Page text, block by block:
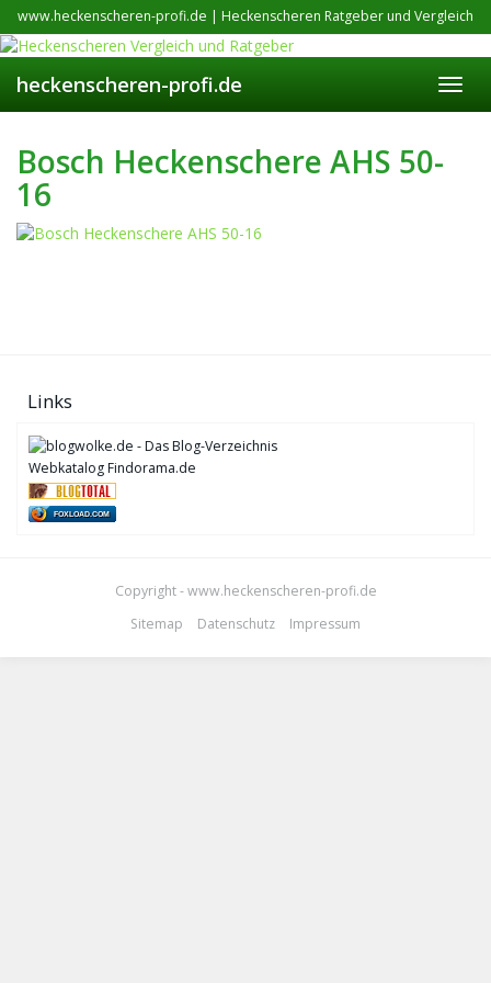
Skip
to
main
content
www.heckenscheren-profi.de | Heckenscheren Ratgeber und Vergleich
heckenscheren-profi.de
Bosch Heckenschere AHS 50-
16
Links
Webkatalog Findorama.de
FOXLOAD.COM
Copyright - www.heckenscheren-profi.de
Sitemap
Datenschutz Impressum